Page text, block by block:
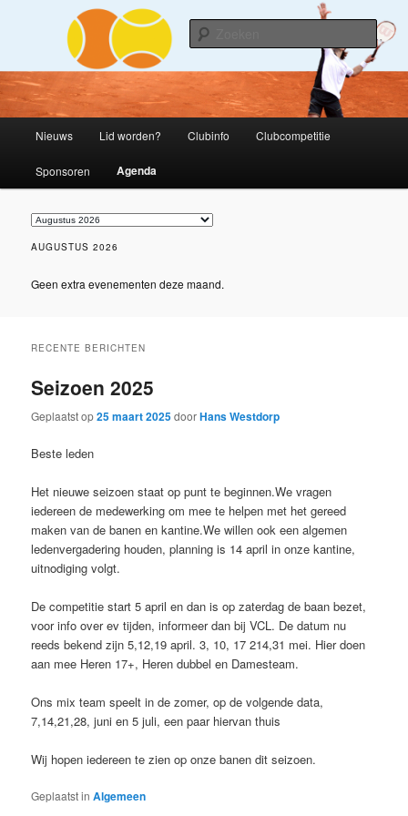
primaire
inhoudT.V. 's-Heerenhoek
f
Nieuws Lid worden? Clubinfo Clubcompetitie
Sponsoren Agenda
AUGUSTUS 2026
Geen extra evenementen deze maand.
RECENTE BERICHTEN
Seizoen 2025
Geplaatst op25 maart 2025doorHans Westdorp
Beste leden
Het nieuwe seizoen staat op punt te beginnen.We vragen
iedereen de medewerking om mee te helpen met het gereed
maken van de banen en kantine.We willen ook een algemen
ledenvergadering houden, planning is 14 april in onze kantine,
uitnodiging volgt.
De competitie start 5 april en dan is op zaterdag de baan bezet,
voor info over ev tijden, informeer dan bij VCL. De datum nu
reeds bekend zijn 5,12,19 april. 3, 10, 17 214,31 mei. Hier doen
aan mee Heren 17+, Heren dubbel en Damesteam.
Ons mix team speelt in de zomer, op de volgende data,
7,14,21,28, juni en 5 juli, een paar hiervan thuis
Wij hopen iedereen te zien op onze banen dit seizoen.
Geplaatst in Algemeen